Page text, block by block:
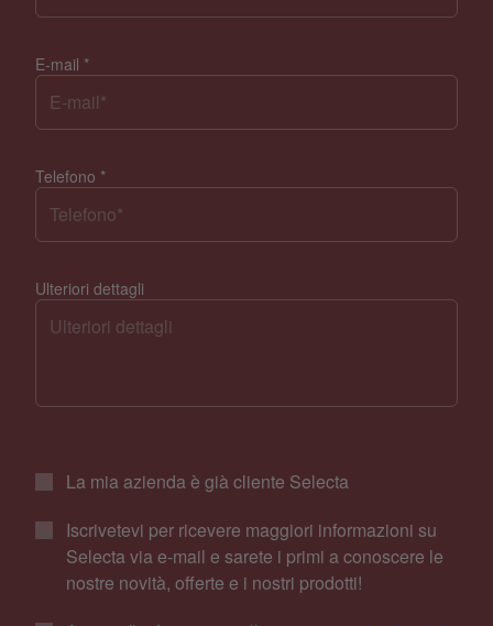
E-mail *
Telefono *
Ulteriori dettagli
La mia azienda è già cliente Selecta
Iscrivetevi per ricevere maggiori informazioni su
Selecta via e-mail e sarete i primi a conoscere le
nostre novità, offerte e i nostri prodotti!